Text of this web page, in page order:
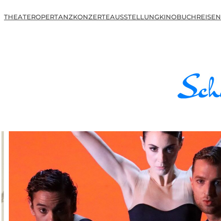
THEATEROPERTANZKONZERTEAUSSTELLUNGKINOBUCHREISEN